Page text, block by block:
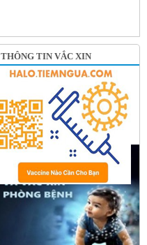
THÔNG TIN VẮC XIN